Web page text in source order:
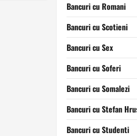
Bancuri cu Romani
Bancuri cu Scotieni
Bancuri cu Sex
Bancuri cu Soferi
Bancuri cu Somalezi
Bancuri cu Stefan
Bancuri cu Studenti